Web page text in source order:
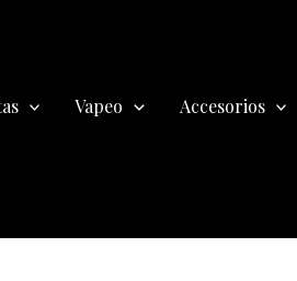
Vapeo Accesorios